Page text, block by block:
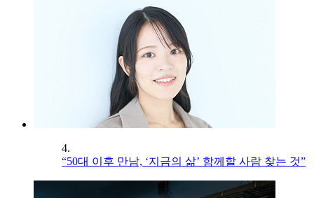
4.
“50대 이후 만남, ‘지금의 삶’ 함께할 사람 찾는 것”